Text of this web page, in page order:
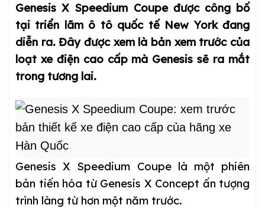
Genesis X Speedium Coupe được công bố
tại triển lãm ô tô quốc tế New York đang
diễn ra. Đây được xem là bản xem trước của
loạt xe điện cao cấp mà Genesis sẽ ra mắt
trong tương lai.
Genesis X Speedium Coupe là một phiên
bản tiến hóa từ Genesis X Concept ấn tượng
trình làng từ hơn một năm trước.